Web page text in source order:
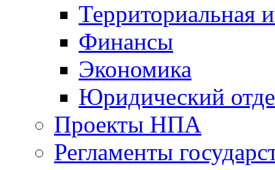
Территориальная
Финансы
Экономика
Юридический
Проекты НПА
Регламенты